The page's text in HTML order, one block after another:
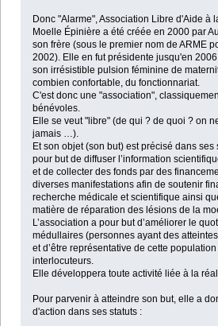
Donc "Alarme", Association Libre d'Aide à
Moelle Épinière a été créée en 2000 par
son frère (sous le premier nom de ARME
2002). Elle en fut présidente jusqu'en
son irrésistible pulsion féminine de
combien confortable, du fonctionnariat.
C'est donc une "association",
bénévoles.
Elle se veut "libre" (de qui ? de quoi ? on
jamais …).
Et son objet (son but) est précisé dans ses
pour but de diffuser l’information
et de collecter des fonds par des
diverses manifestations afin de soutenir
recherche médicale et scientifique ainsi
matière de réparation des lésions de la
L’association a pour but d’améliorer le
médullaires (personnes ayant des
et d’être représentative de cette
interlocuteurs.
Elle développera toute activité liée à la
Pour parvenir à atteindre son but, elle a
d'action dans ses statuts :